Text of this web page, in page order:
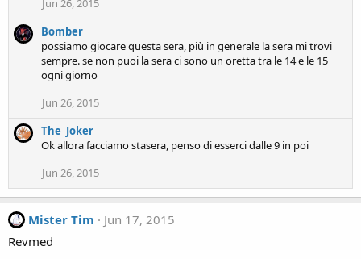
Jun 26, 2015
Bomber
possiamo giocare questa sera, più in generale la sera mi trovi
sempre. se non puoi la sera ci sono un oretta tra le 14 e le 15
ogni giorno
Jun 26, 2015
The_Joker
Ok allora facciamo stasera, penso di esserci dalle 9 in poi
Jun 26, 2015
Mister Tim
Jun 17, 2015
Revmed